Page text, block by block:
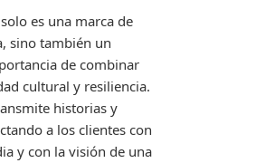
es una marca de
sino también un
de combinar
cultural y resiliencia.
historias y
a los clientes con
y con la visión de una